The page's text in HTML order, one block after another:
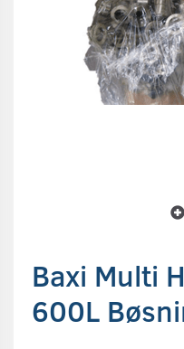
Baxi Multi
600L